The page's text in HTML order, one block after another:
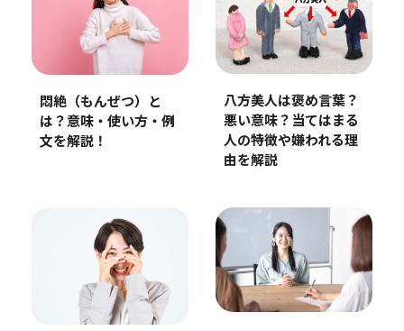
悶絶（もんぜつ）と
は？意味・使い方・例
文を解説！
八方美人は褒め言葉？
悪い意味？当てはまる
人の特徴や嫌われる理
由を解説